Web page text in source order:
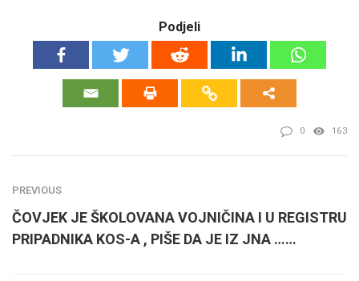
Podjeli
0 163
PREVIOUS
ČOVJEK JE ŠKOLOVANA VOJNIČINA I U REGISTRU
PRIPADNIKA KOS-A , PIŠE DA JE IZ JNA ……